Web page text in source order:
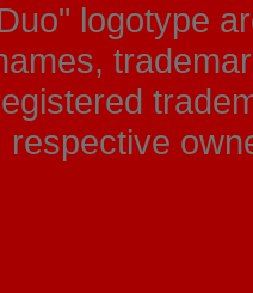
logotype
respective